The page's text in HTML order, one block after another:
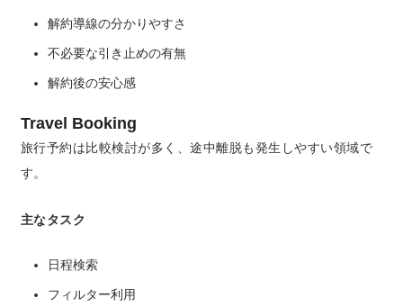
解約導線の分かりやすさ
不必要な引き止めの有無
解約後の安心感
Travel Booking
旅行予約は比較検討が多く、途中離脱も発生しやすい領域で
す。
主なタスク
日程検索
フィルター利用